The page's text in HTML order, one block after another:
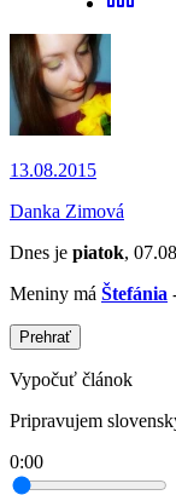
13.08.2015
Danka Zimová
Dnes je piatok,
Meniny má Štefánia
Prehrať
Vypočuť článok
Pripravujem
0:00